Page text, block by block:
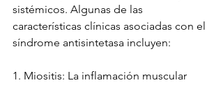
sistémicos. Algunas de las
características clínicas asociadas con el
síndrome antisintetasa incluyen:
1. Miositis: La inflamación muscular